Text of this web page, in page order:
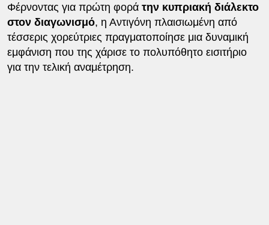
Φέρνοντας για πρώτη φορά την κυπριακή διάλεκτο
στον διαγωνισμό, η Αντιγόνη πλαισιωμένη από
τέσσερις χορεύτριες πραγματοποίησε μια δυναμική
εμφάνιση που της χάρισε το πολυπόθητο εισιτήριο
για την τελική αναμέτρηση.